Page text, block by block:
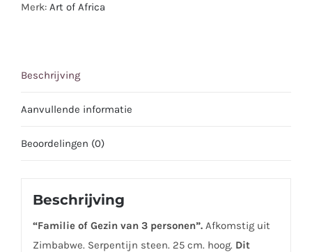
Handgemaakt
|
cm
Merk: Art of Africa
Beschrijving
Aanvullende informatie
Beoordelingen (0)
Beschrijving
“Familie of Gezin van 3 personen”.Afkomstig uit
Zimbabwe. Serpentijn steen. 25 cm. hoog. Dit